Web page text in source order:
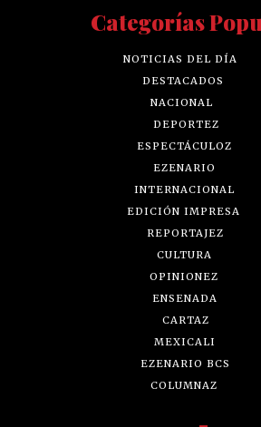
Categorías
NOTICIAS DEL DÍA
DESTACADOS
NACIONAL
DEPORTEZ
ESPECTÁCULOZ
EZENARIO
INTERNACIONAL
EDICIÓN IMPRESA
REPORTAJEZ
CULTURA
OPINIONEZ
ENSENADA
CARTAZ
MEXICALI
EZENARIO BCS
COLUMNAZ